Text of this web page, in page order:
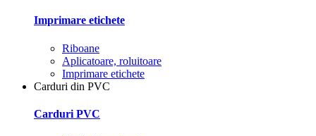
Imprimare etichete
Riboane
Aplicatoare, roluitoare
Imprimare etichete
Carduri din PVC
Carduri PVC